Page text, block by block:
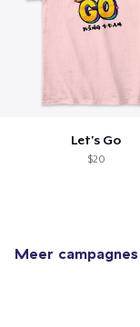
Let's Go
$20
Meer